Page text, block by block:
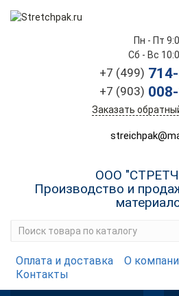
Пн - Пт
Сб - Вс
+7 (499)
+7 (903)
Заказать
ООО
Производство и
Оплата и доставка О
Контакты